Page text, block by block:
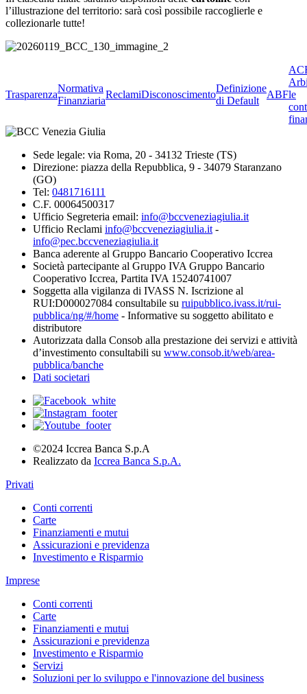
l’illustrazione del territorio: sarà così possibile raccoglierle e
collezionarle tutte!
Trasparenza
Normativa
Finanziaria
ReclamiDisconoscimento
Definizione
di Default
ABFle
Sede legale: via Roma, 20 - 34132 Trieste (TS)
Direzione: piazza della Repubblica, 9 - 34079 Staranzano
(GO)
Tel: 0481716111
C.F. 00064500317
Ufficio Segreteria email: info@bccveneziagiulia.it
Ufficio Reclami info@bccveneziagiulia.it -
info@pec.bccveneziagiulia.it
Banca aderente al Gruppo Bancario Cooperativo Iccrea
Società partecipante al Gruppo IVA Gruppo Bancario
Cooperativo Iccrea, Partita IVA 15240741007
Soggetta alla vigilanza di IVASS N. Iscrizione al
RUI:D000027084 consultabile su ruipubblico.ivass.it/rui-
pubblica/ng/#/home - Informative su soggetto abilitato e
distributore
Autorizzata dalla Consob alla prestazione dei servizi e attività
d’investimento consultabili su www.consob.it/web/area-
pubblica/banche
Dati societari
©2024 Iccrea Banca S.p.A
Realizzato da Iccrea Banca S.p.A.
Privati
Conti correnti
Carte
Finanziamenti e mutui
Assicurazioni e previdenza
Investimento e Risparmio
Imprese
Conti correnti
Carte
Finanziamenti e mutui
Assicurazioni e previdenza
Investimento e Risparmio
Servizi
Soluzioni per lo sviluppo e l'innovazione del business